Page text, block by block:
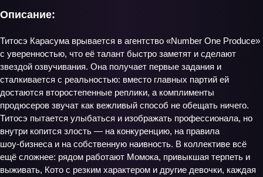
Описание:
Титосэ Карасума врывается в агентство «Number One Produce»
с уверенностью, что её талант быстро заметят и сделают
звездой озвучивания. Она получает первые задания и
сталкивается с реальностью: вместо главных партий ей
достаются второстепенные реплики, а комплименты
продюсеров звучат как вежливый способ не обещать ничего.
Титосэ пытается улыбаться и изображать профессионала, но
внутри копится злость — на конкуренцию, на правила
шоу‑бизнеса и на собственную наивность. В коллективе всё
ещё сложнее: рядом работают Момока, привыкшая терпеть и
выживать, Кото с резким характером и другие девочки, каждая